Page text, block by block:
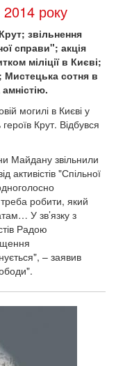
року
звільнення
справи"; акція
міліції в Києві;
Мистецька сотня в
могилі в Києві у
Крут. Відбувся
Майдану звільнили
активістів "Спільної
треба робити, який
У зв’язку з
Радою
– заявив